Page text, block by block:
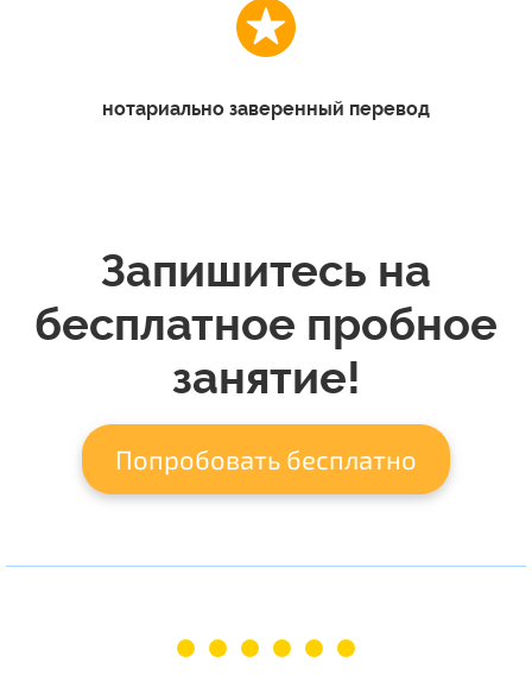
нотариально заверенный перевод
Запишитесь на
бесплатное пробное
занятие!
Попробовать бесплатно